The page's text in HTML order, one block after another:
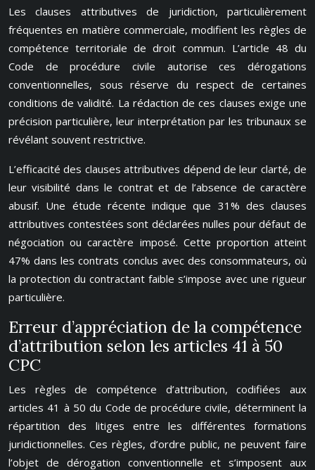
Les clauses attributives de juridiction, particulièrement
fréquentes en matière commerciale, modifient les règles de
compétence territoriale de droit commun. L’article 48 du
Code de procédure civile autorise ces dérogations
conventionnelles, sous réserve du respect de certaines
conditions de validité. La rédaction de ces clauses exige une
précision particulière, leur interprétation par les tribunaux se
révélant souvent restrictive.
L’efficacité des clauses attributives dépend de leur clarté, de
leur visibilité dans le contrat et de l’absence de caractère
abusif. Une étude récente indique que 31% des clauses
attributives contestées sont déclarées nulles pour défaut de
négociation ou caractère imposé. Cette proportion atteint
47% dans les contrats conclus avec des consommateurs, où
la protection du contractant faible s’impose avec une rigueur
particulière.
Erreur d’appréciation de la compétence
d’attribution selon les articles 41 à 50
CPC
Les règles de compétence d’attribution, codifiées aux
articles 41 à 50 du Code de procédure civile, déterminent la
répartition des litiges entre les différentes formations
juridictionnelles. Ces règles, d’ordre public, ne peuvent faire
l’objet de dérogation conventionnelle et s’imposent aux